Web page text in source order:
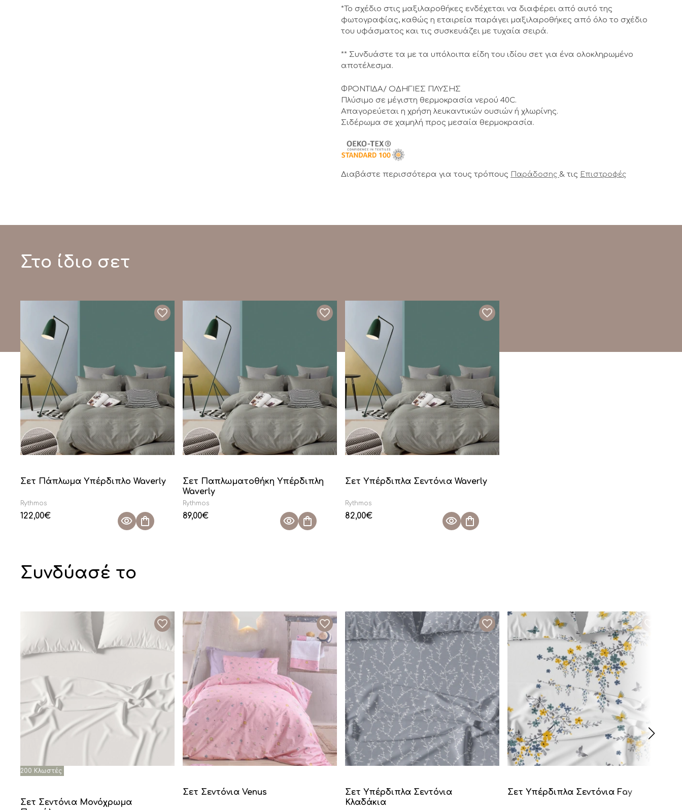
*Το σχέδιο στις μαξιλαροθήκες ενδέχεται να διαφέρει από αυτό της
φωτογραφίας, καθώς η εταιρεία παράγει μαξιλαροθήκες από όλο το σχέδιο
του υφάσματος και τις συσκευάζει με τυχαία σειρά.
** Συνδυάστε τα με τα υπόλοιπα είδη του ιδίου σετ για ένα ολοκληρωμένο
αποτέλεσμα.
ΦΡΟΝΤΙΔΑ/ ΟΔΗΓΙΕΣ ΠΛΥΣΗΣ
Πλύσιμο σε μέγιστη θερμοκρασία νερού 40C.
Απαγορεύεται η χρήση λευκαντικών ουσιών ή χλωρίνης.
Σιδέρωμα σε χαμηλή προς μεσαία θερμοκρασία.
Διαβάστε περισσότερα για τους τρόπους Παράδοσης & τις Επιστροφές
Στο ίδιο σετ
Σετ Πάπλωμα Υπέρδιπλο Waverly
Rythmos
122,00€
Σετ Παπλωματοθήκη Υπέρδιπλη
Waverly
Rythmos
89,00€
Σετ Υπέρδιπλα Σεντόνια Waverly
Rythmos
82,00€
Συνδύασέ το
Σετ Σεντόνια Μονόχρωμα
Σετ Σεντόνια Venus
Σετ Υπέρδιπλα Σεντόνια
Κλαδάκια
Σετ Υπέρδιπλα Σεντόνια Fay